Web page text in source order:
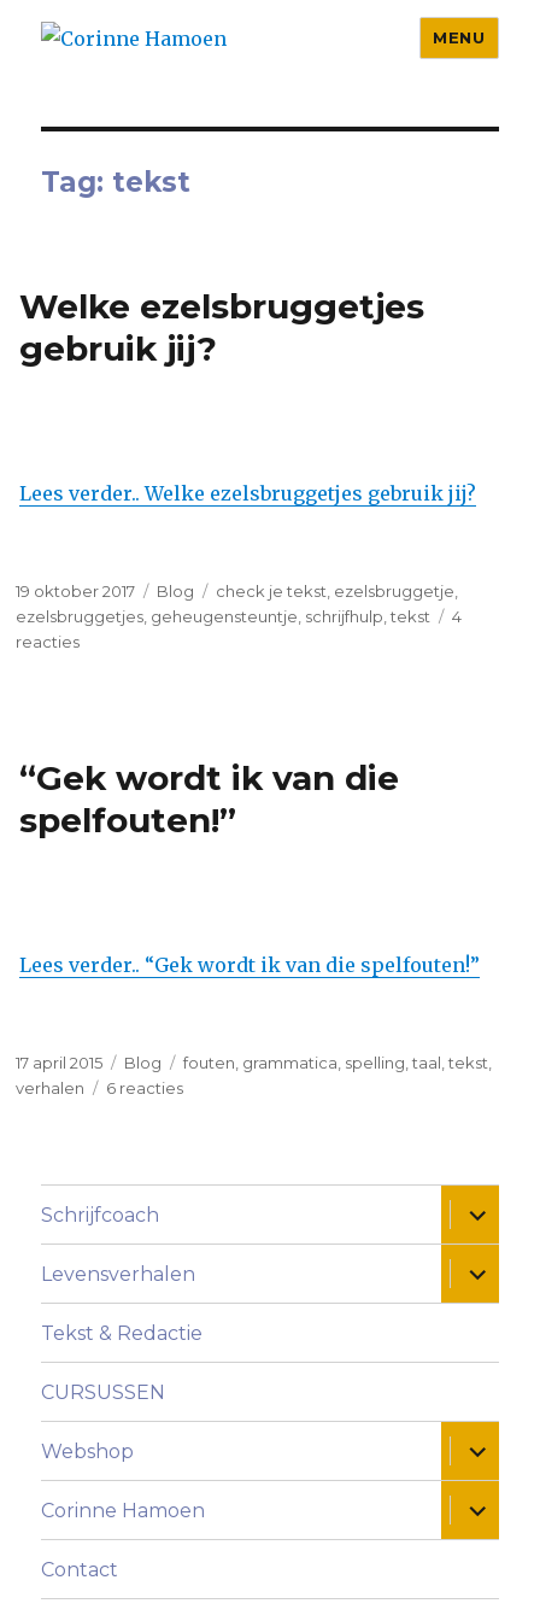
MENU
Tag: tekst
Welke ezelsbruggetjes
gebruik jij?
Lees verder.. Welke ezelsbruggetjes gebruik jij?
Geplaatst
op
19 oktober 2017 Categorieën
Blog Tags
check je tekst ezelsbruggetje
ezelsbruggetjes geheugensteuntje schrijfhulp tekst
4
reactiesop
“Gek wordt ik van die
spelfouten!”
Lees verder.. “Gek wordt ik van die spelfouten!”
Geplaatst
op
17 april 2015 Categorieën
Blog Tags
fouten grammatica spelling taal tekst
verhalen
6 reactiesop
van
Schrijfcoach Alles
Levensverhalen Alles
Tekst & Redactie
CURSUSSEN
Webshop Alles
Corinne Hamoen Alles
Contact